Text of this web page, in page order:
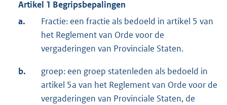
Artikel 1 Begripsbepalingen
a.
Fractie: een fractie als bedoeld in artikel 5 van
het Reglement van Orde voor de
vergaderingen van Provinciale Staten.
b.
groep: een groep statenleden als bedoeld in
artikel 5a van het Reglement van Orde voor de
vergaderingen van Provinciale Staten, de